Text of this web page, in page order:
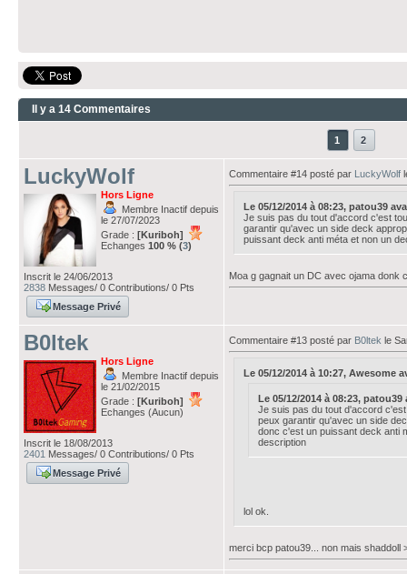
Il y a 14 Commentaires
1 2
LuckyWolf
Hors Ligne
Membre Inactif depuis
le 27/07/2023
Grade : [Kuriboh]
Echanges 100 % (3)
Inscrit le 24/06/2013
2838 Messages/ 0 Contributions/ 0 Pts
Message Privé
Commentaire #14 posté par LuckyWolf
Le 05/12/2014 à 08:23, patou39
Je suis pas du tout d'accord c'est
garantir qu'avec un side deck
puissant deck anti méta et non un
Moa g gagnait un DC avec ojama donk
B0ltek
Hors Ligne
Membre Inactif depuis
le 21/02/2015
Grade : [Kuriboh]
Echanges (Aucun)
Inscrit le 18/08/2013
2401 Messages/ 0 Contributions/ 0 Pts
Message Privé
Commentaire #13 posté par B0ltek le
Le 05/12/2014 à 10:27, Awesome
Le 05/12/2014 à 08:23, patou39
Je suis pas du tout d'accord
peux garantir qu'avec un side
donc c'est un puissant deck anti
description
lol ok.
merci bcp patou39... non mais shaddoll